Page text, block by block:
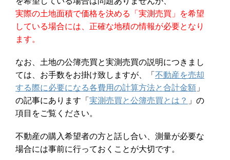
実際の土地面積で価格を決める「実測売買」を希望
している場合には、正確な地積の情報が必要となり
ます。
なお、土地の公簿売買と実測売買の説明につきまし
ては、お手数をお掛け致しますが、「 不動産を売却
する際に必要になる各費用の計算方法と合計金額 」
の記事にあります「 実測売買と公簿売買とは？ 」の
項目をご覧ください。
不動産の購入希望者の方と話し合い、測量が必要な
場合には事前に行っておくことが大切です。